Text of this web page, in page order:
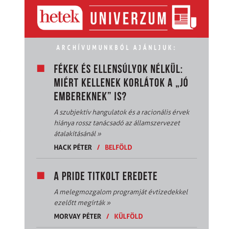
ARCHÍVUMUNKBÓL AJÁNLJUK:
FÉKEK ÉS ELLENSÚLYOK NÉLKÜL:
MIÉRT KELLENEK KORLÁTOK A „JÓ
EMBEREKNEK” IS?
A szubjektív hangulatok és a racionális érvek
hiánya rossz tanácsadó az államszervezet
átalakításánál»
HACK PÉTER
/ BELFÖLD
A PRIDE TITKOLT EREDETE
A melegmozgalom programját évtizedekkel
ezelőtt megírták»
MORVAY PÉTER
/ KÜLFÖLD